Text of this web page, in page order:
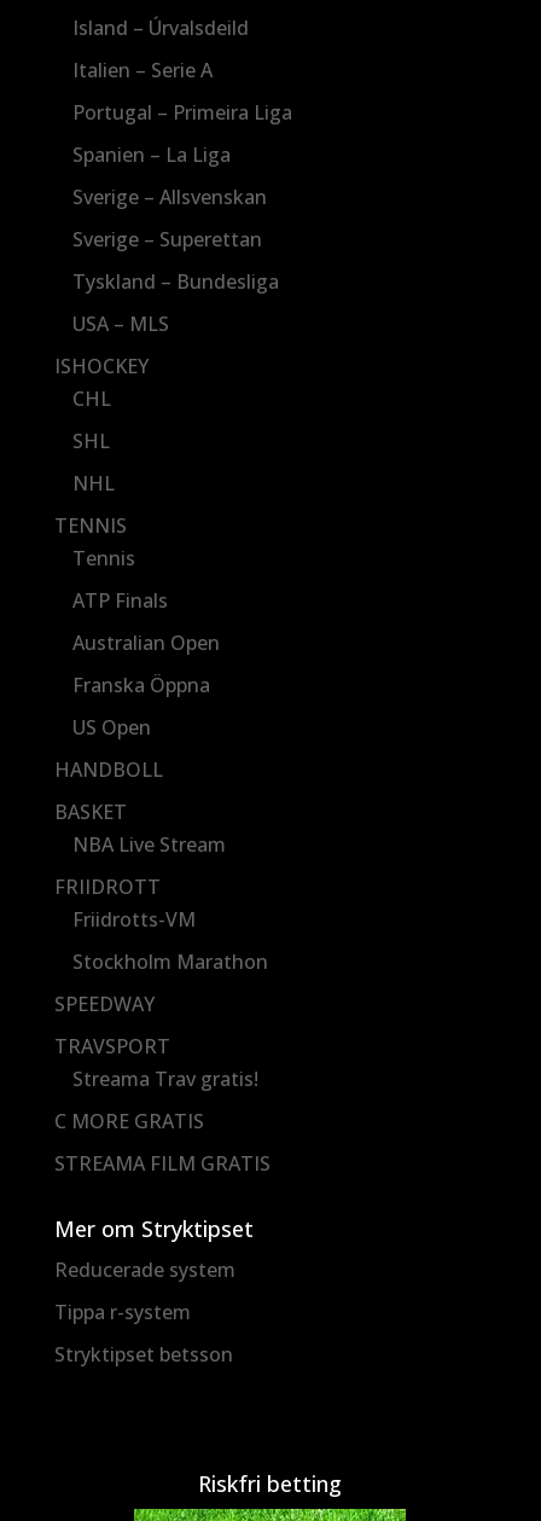
Island – Úrvalsdeild
Italien – Serie A
Portugal – Primeira Liga
Spanien – La Liga
Sverige – Allsvenskan
Sverige – Superettan
Tyskland – Bundesliga
USA – MLS
ISHOCKEY
CHL
SHL
NHL
TENNIS
Tennis
ATP Finals
Australian Open
Franska Öppna
US Open
HANDBOLL
BASKET
NBA Live Stream
FRIIDROTT
Friidrotts-VM
Stockholm Marathon
SPEEDWAY
TRAVSPORT
Streama Trav gratis!
C MORE GRATIS
STREAMA FILM GRATIS
Mer om Stryktipset
Reducerade system
Tippa r-system
Stryktipset betsson
Riskfri betting